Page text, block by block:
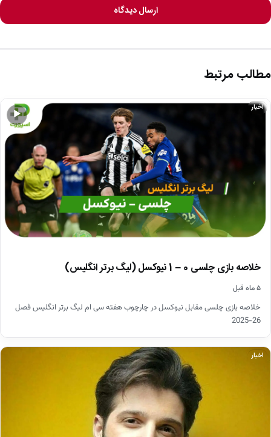
ارسال دیدگاه
مطالب مرتبط
▶
اخبار
خلاصه بازی چلسی 0 – 1 نیوکسل (لیگ برتر انگلیس)
۵ ماه قبل
خلاصه بازی چلسی مقابل نیوکسل در چارچوب هفته سی ام لیگ برتر انگلیس فصل
26-2025
اخبار